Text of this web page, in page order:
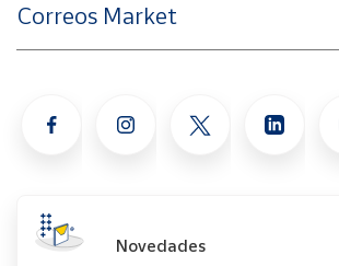
Correos Market
Novedades